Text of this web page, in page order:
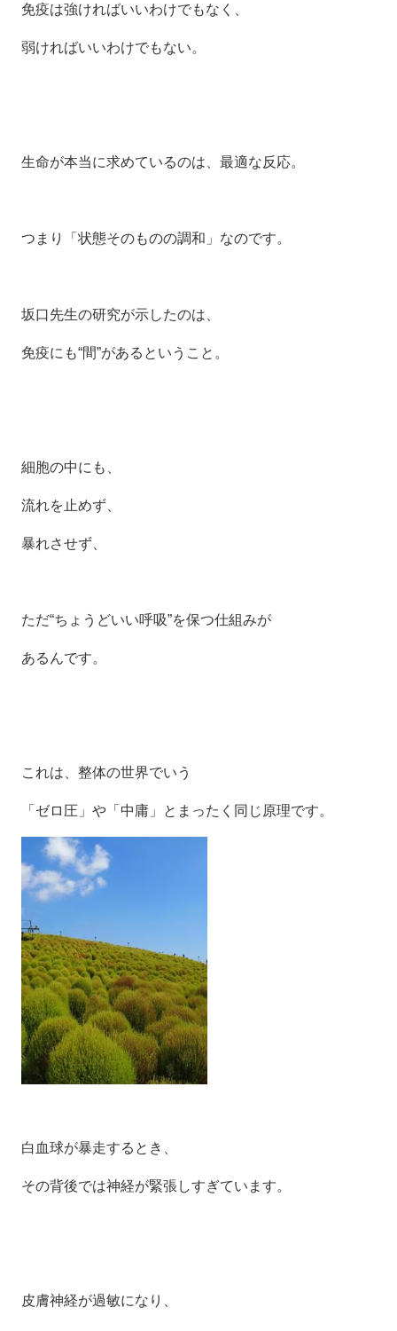
免疫は強ければいいわけでもなく、
弱ければいいわけでもない。
生命が本当に求めているのは、最適な反応。
つまり「状態そのものの調和」なのです。
坂口先生の研究が示したのは、
免疫にも“間”があるということ。
細胞の中にも、
流れを止めず、
暴れさせず、
ただ“ちょうどいい呼吸”を保つ仕組みが
あるんです。
これは、整体の世界でいう
「ゼロ圧」や「中庸」とまったく同じ原理です。
白血球が暴走するとき、
その背後では神経が緊張しすぎています。
皮膚神経が過敏になり、